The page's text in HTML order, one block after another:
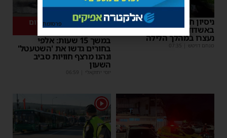
ניסיון חיסול העבריין
באשדוד: חמישה חשודים
נעצרו במהלך הלילה
מנחם דויטש 07:35
המיזם שהפך לשיחת היום
באשדוד
במשך 15 שעות: אלפי
בחורים גדשו את 'השטעטל'
ונהנו מרצף חוויות סביב
השעון
יוסי יחזקאלי 06:59
1
פרסומת